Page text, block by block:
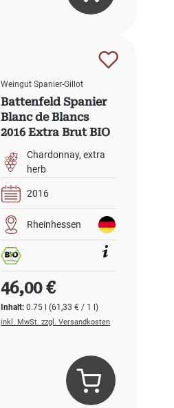
Weingut Spanier-Gillot
Battenfeld Spanier
Blanc de Blancs
2016 Extra Brut BIO
Chardonnay extra
herb
2016
Rheinhessen
Inhalt:0.75 l(61,33 € / 1 l)
Regulärer Preis:
46,00 €
inkl. MwSt. zzgl. Versandkosten